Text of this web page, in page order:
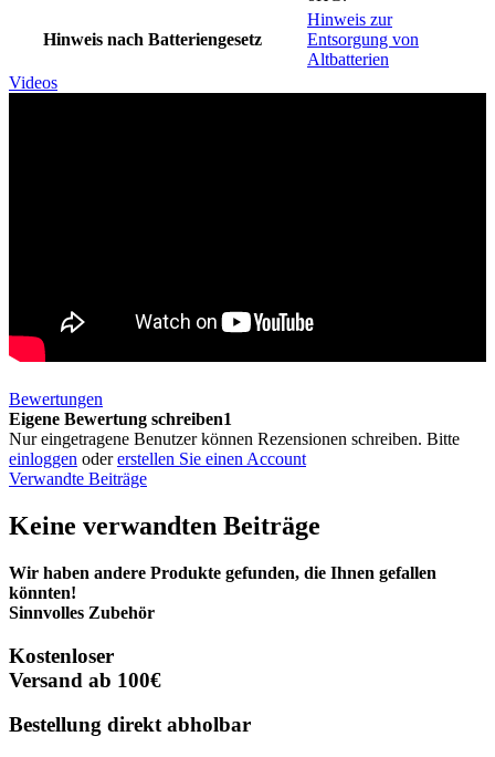
Hinweis nach Batteriengesetz
Hinweis zur
Entsorgung von
Altbatterien
Videos
Bewertungen
Eigene Bewertung schreiben1
Nur eingetragene Benutzer können Rezensionen schreiben. Bitte
einloggen odererstellen Sie einen Account
Verwandte Beiträge
Keine verwandten Beiträge
Wir haben andere Produkte gefunden, die Ihnen gefallen
könnten!
Sinnvolles Zubehör
Kostenloser
Versand ab 100€
Bestellung direkt abholbar